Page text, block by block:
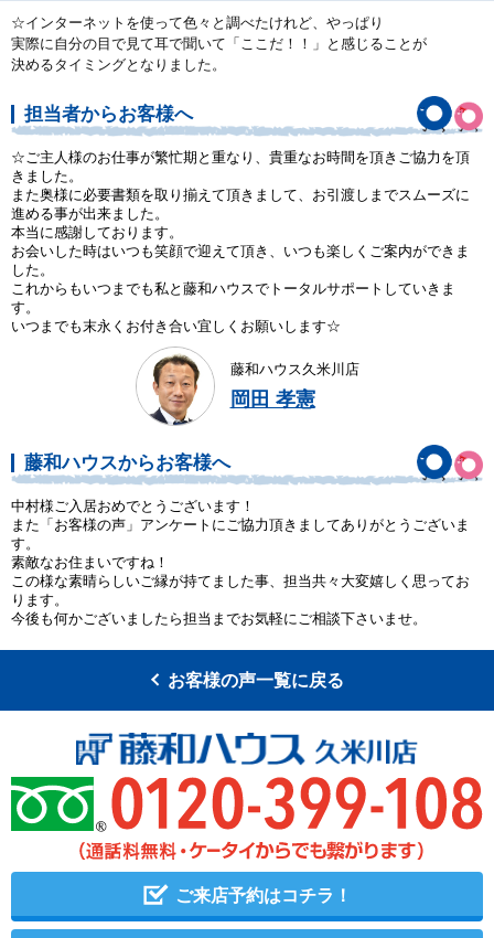
☆インターネットを使って色々と調べたけれど、やっぱり
実際に自分の目で見て耳で聞いて「ここだ！！」と感じることが
決めるタイミングとなりました。
担当者からお客様へ
☆ご主人様のお仕事が繁忙期と重なり、貴重なお時間を頂きご協力を頂
きました。
また奥様に必要書類を取り揃えて頂きまして、お引渡しまでスムーズに
進める事が出来ました。
本当に感謝しております。
お会いした時はいつも笑顔で迎えて頂き、いつも楽しくご案内ができま
した。
これからもいつまでも私と藤和ハウスでトータルサポートしていきま
す。
いつまでも末永くお付き合い宜しくお願いします☆
藤和ハウス久米川店
岡田 孝憲
藤和ハウスからお客様へ
中村様ご入居おめでとうございます！
また「お客様の声」アンケートにご協力頂きましてありがとうございま
す。
素敵なお住まいですね！
この様な素晴らしいご縁が持てました事、担当共々大変嬉しく思ってお
ります。
今後も何かございましたら担当までお気軽にご相談下さいませ。
お客様の声一覧に戻る
ご来店予約はコチラ！